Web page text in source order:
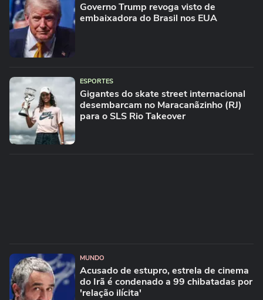
Governo Trump revoga visto de
embaixadora do Brasil nos EUA
ESPORTES
Gigantes do skate street internacional
desembarcam no Maracanãzinho (RJ)
para o SLS Rio Takeover
MUNDO
Acusado de estupro, estrela de cinema
do Irã é condenado a 99 chibatadas por
'relação ilícita'